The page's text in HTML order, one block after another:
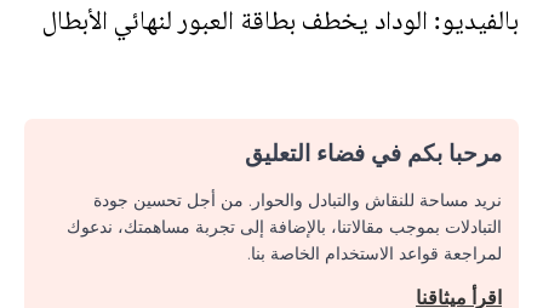
بالفيديو: الوداد يخطف بطاقة العبور لنهائي الأبطال
مرحبا بكم في فضاء التعليق
نريد مساحة للنقاش والتبادل والحوار. من أجل تحسين جودة
التبادلات بموجب مقالاتنا، بالإضافة إلى تجربة مساهمتك، ندعوك
لمراجعة قواعد الاستخدام الخاصة بنا.
اقرأ ميثاقنا